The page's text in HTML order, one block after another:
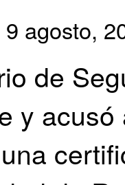
agosto,
de
y